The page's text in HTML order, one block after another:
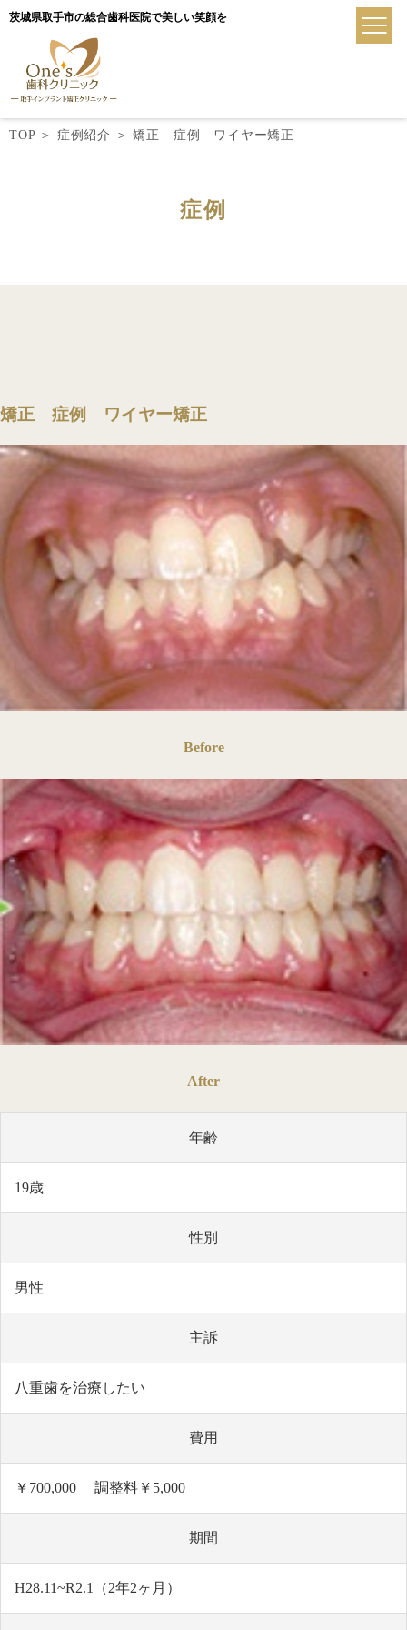
茨城県取手市の総合歯科医院で美しい笑顔を
TOP＞ 症例紹介 ＞矯正 症例 ワイヤー矯正
症例
矯正 症例 ワイヤー矯正
Before
After
年齢
19歳
性別
男性
主訴
八重歯を治療したい
費用
￥700,000 調整料￥5,000
期間
H28.11~R2.1（2年2ヶ月）